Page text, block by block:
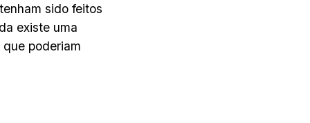
sido feitos
existe uma
poderiam